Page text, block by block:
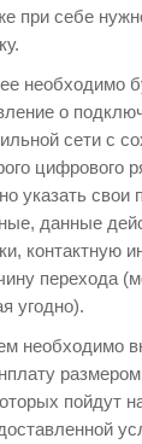
при себе
необходимо
о
сети с
цифрового
указать свои
данные
контактную
перехода
угодно).
необходимо
пойдут